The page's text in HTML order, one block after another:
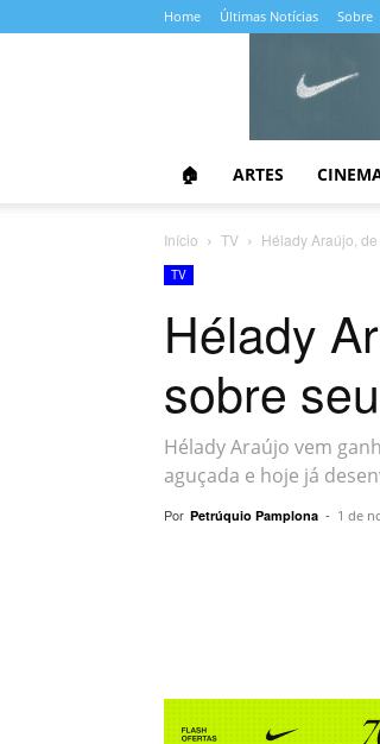
Home Últimas Notícias Sobre
🏠 ARTES
Início TV Hélady Araújo, de
TV
Hélady
sobre
Hélady Araújo vem
aguçada e hoje já
Por Petrúquio Pamplona - 1 de